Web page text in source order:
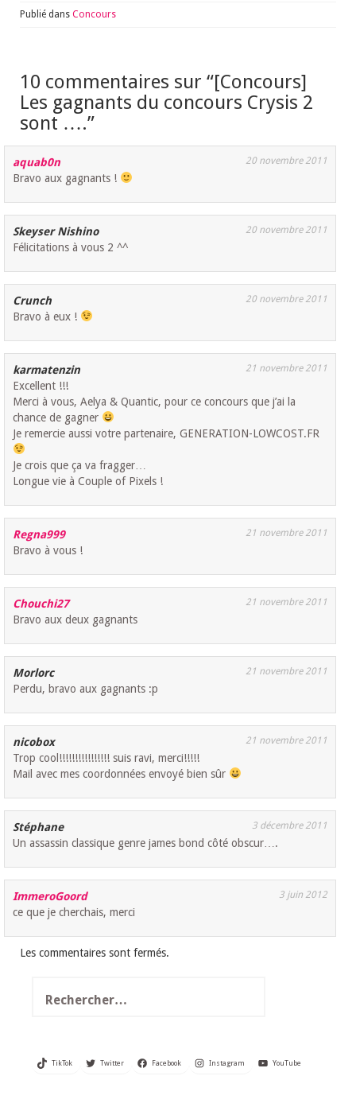
Publié dans Concours
10 commentaires sur “[Concours]
Les gagnants du concours Crysis 2
sont ….”
aquab0n 20 novembre 2011
Bravo aux gagnants !
Skeyser Nishino 20 novembre 2011
Félicitations à vous 2 ^^
Crunch 20 novembre 2011
Bravo à eux !
karmatenzin 21 novembre 2011
Excellent !!!
Merci à vous, Aelya & Quantic, pour ce concours que j’ai la
chance de gagner
Je remercie aussi votre partenaire, GENERATION-LOWCOST.FR
Je crois que ça va fragger…
Longue vie à Couple of Pixels !
Regna999 21 novembre 2011
Bravo à vous !
Chouchi27 21 novembre 2011
Bravo aux deux gagnants
Morlorc 21 novembre 2011
Perdu, bravo aux gagnants :p
nicobox 21 novembre 2011
Trop cool!!!!!!!!!!!!!!!! suis ravi, merci!!!!!
Mail avec mes coordonnées envoyé bien sûr
Stéphane 3 décembre 2011
Un assassin classique genre james bond côté obscur….
ImmeroGoord 3 juin 2012
ce que je cherchais, merci
Les commentaires sont fermés.
TikTok Twitter Facebook Instagram YouTube